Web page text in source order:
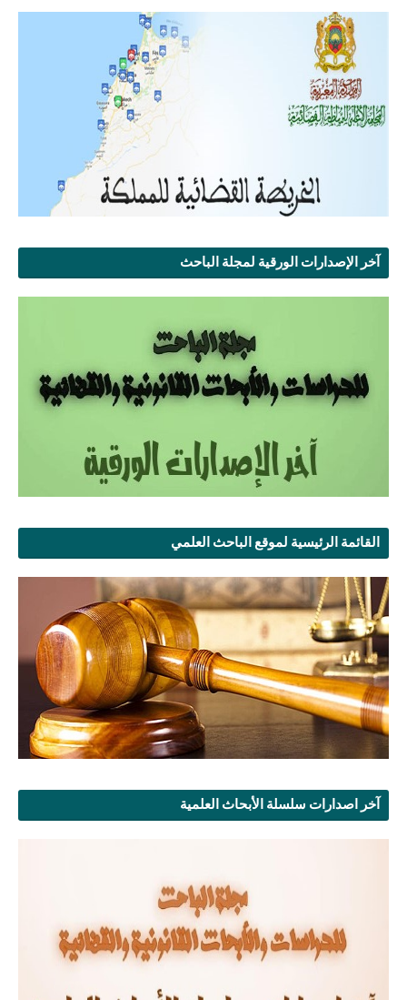
آخر الإصدارات الورقية لمجلة الباحث
القائمة الرئيسية لموقع الباحث العلمي
آخر اصدارات سلسلة الأبحاث العلمية